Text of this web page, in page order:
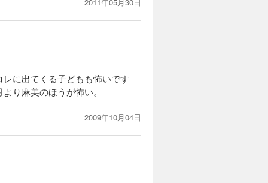
に出てくる子どもも怖いです
り麻美のほうが怖い。
2009年10月04日